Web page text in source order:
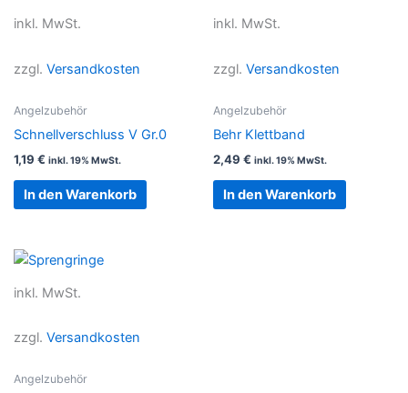
inkl. MwSt.
zzgl. Versandkosten
Angelzubehör
Schnellverschluss V Gr.0
1,19 € inkl. 19% MwSt.
In den Warenkorb
inkl. MwSt.
zzgl. Versandkosten
Angelzubehör
Behr Klettband
2,49 € inkl. 19% MwSt.
In den Warenkorb
inkl. MwSt.
zzgl. Versandkosten
Angelzubehör